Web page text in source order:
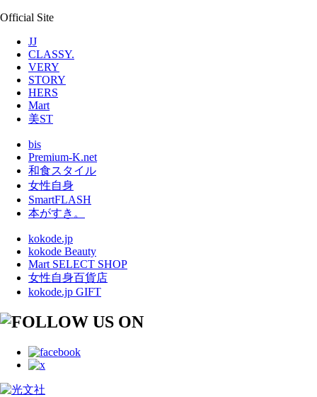
Official Site
JJ
CLASSY.
VERY
STORY
HERS
Mart
美ST
bis
Premium-K.net
和食スタイル
女性自身
SmartFLASH
本がすき。
kokode.jp
kokode Beauty
Mart SELECT SHOP
女性自身百貨店
kokode.jp GIFT